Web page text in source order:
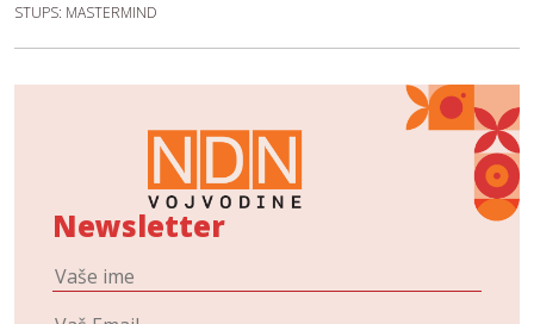
STUPS: MASTERMIND
Newsletter